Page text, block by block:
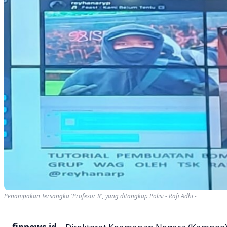
Penampakan Tersangka 'Profesor R', yang ditangkap Polisi - Rafi Adhi -